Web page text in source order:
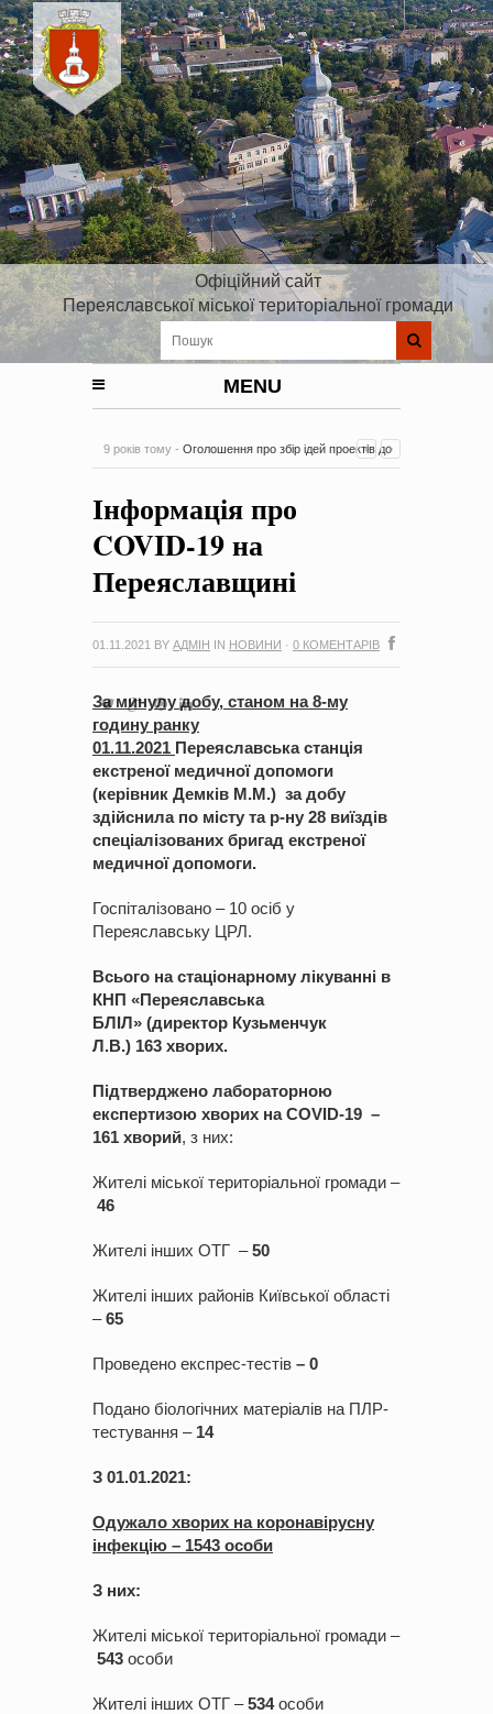
Офіційний сайт
Переяславської міської територіальної громади
MENU
9 років тому - Оголошення про збір ідей проектів до
на період 2018 – 2020 роки Оголошення про збір ідей
проектів
-0 Коментарів
Інформація про
COVID-19 на
Переяславщині
01.11.2021 BY АДМІН IN НОВИНИ · 0 КОМЕНТАРІВ
За минулу добу, станом на 8-му
годину ранку
01.11.2021 Переяславська станція
екстреної медичної допомоги
(керівник Демків М.М.) за добу
здійснила по місту та р-ну 28 виїздів
спеціалізованих бригад екстреної
медичної допомоги.
Госпіталізовано – 10 осіб у
Переяславську ЦРЛ.
Всього на стаціонарному лікуванні в
КНП «Переяславська
БЛІЛ» (директор Кузьменчук
Л.В.) 163 хворих.
Підтверджено лабораторною
експертизою хворих на COVID-19 –
161 хворий, з них:
Жителі міської територіальної громади –
46
Жителі інших ОТГ –50
Жителі інших районів Київської області
–65
Проведено експрес-тестів – 0
Подано біологічних матеріалів на ПЛР-
тестування – 14
З 01.01.2021:
Одужало хворих на коронавірусну
інфекцію – 1543 особи
З них:
Жителі міської територіальної громади –
543 особи
Жителі інших ОТГ –534 особи